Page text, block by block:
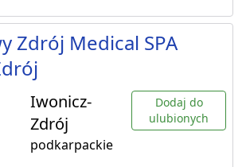
Zdrój Medical SPA
Iwonicz-
Zdrój
podkarpackie
Dodaj do
ulubionych